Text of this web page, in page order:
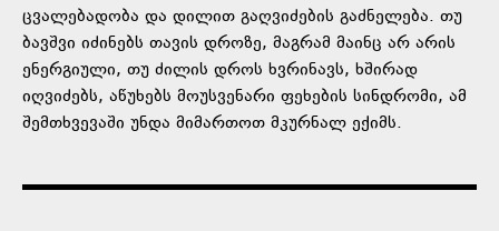
ცვალებადობა და დილით გაღვიძების გაძნელება. თუ
ბავშვი იძინებს თავის დროზე, მაგრამ მაინც არ არის
ენერგიული, თუ ძილის დროს ხვრინავს, ხშირად
იღვიძებს, აწუხებს მოუსვენარი ფეხების სინდრომი, ამ
შემთხვევაში უნდა მიმართოთ მკურნალ ექიმს.